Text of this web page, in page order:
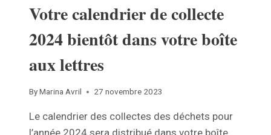
Votre calendrier de collecte
2024 bientôt dans votre boîte
aux lettres
ByMarina Avril 27 novembre 2023
Le calendrier des collectes des déchets pour